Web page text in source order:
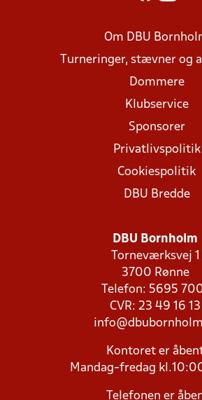
Om DBU
Turneringer, stævner og
Dommere
Klubservice
Sponsorer
Privatlivspolitik
Cookiespolitik
DBU Bredde
DBU Bornholm
Torneværksvej 1
3700 Rønne
Telefon: 5695
CVR: 23 49 16 13
Kontoret er
Mandag-fredag
Telefonen er